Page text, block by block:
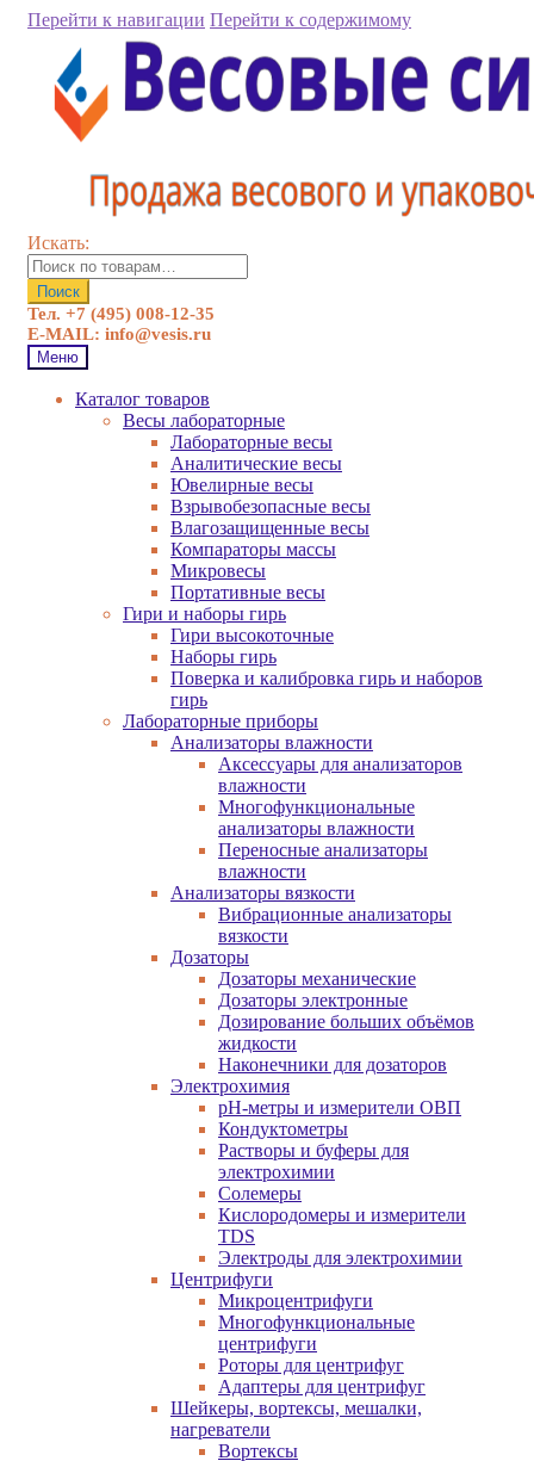
Перейти к навигации Перейти к содержимому
Искать:
Поиск
Тел. +7 (495) 008-12-35
E-MAIL: info@vesis.ru
Меню
Каталог товаров
Весы лабораторные
Лабораторные весы
Аналитические весы
Ювелирные весы
Взрывобезопасные весы
Влагозащищенные весы
Компараторы массы
Микровесы
Портативные весы
Гири и наборы гирь
Гири высокоточные
Наборы гирь
Поверка и калибровка гирь и наборов
гирь
Лабораторные приборы
Анализаторы влажности
Аксессуары для анализаторов
влажности
Многофункциональные
анализаторы влажности
Переносные анализаторы
влажности
Анализаторы вязкости
Вибрационные анализаторы
вязкости
Дозаторы
Дозаторы механические
Дозаторы электронные
Дозирование больших объёмов
жидкости
Наконечники для дозаторов
Электрохимия
pH-метры и измерители ОВП
Кондуктометры
Растворы и буферы для
электрохимии
Солемеры
Кислородомеры и измерители
TDS
Электроды для электрохимии
Центрифуги
Микроцентрифуги
Многофункциональные
центрифуги
Роторы для центрифуг
Адаптеры для центрифуг
Шейкеры, вортексы, мешалки,
нагреватели
Вортексы